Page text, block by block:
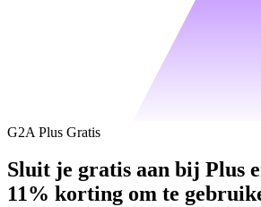
G2A Plus Gratis
Sluit je gratis aan bij Plus
11% korting om te